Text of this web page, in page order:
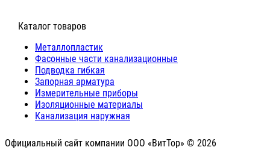
⠀Каталог товаров
Металлопластик
Фасонные части канализационные
Подводка гибкая
Запорная арматура
Измерительные приборы
Изоляционные материалы
Канализация наружная
Официальный сайт компании ООО «ВитТор» © 2026